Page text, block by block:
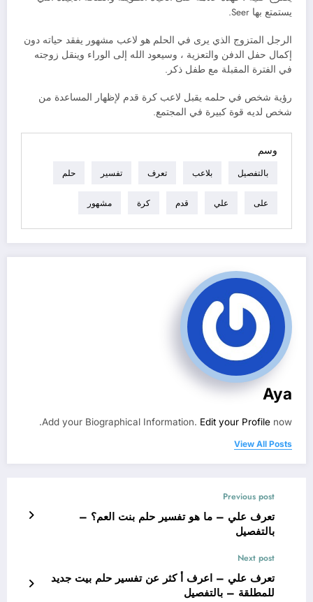
يستمتع بها Seer.
الرجل المتزوج الذي يرى في الحلم هو لاعب مشهور يفقد حياته دون
إكمال حفل الدفن والتعزية ، وسيعود الله إلى الوراء وينقل زوجته
في الفترة المقبلة مع طفل ذكر.
رؤية شخص في حلمه يقبل لاعب كرة قدم لإظهار المساعدة من
شخص لديه قوة كبيرة في المجتمع.
وسم
بالتفصيل بلاعب تعرف تفسير حلم
على علي قدم كرة مشهور
Aya
Add your Biographical Information. Edit your Profile now.
View All Posts
Previous post
تعرف علي – ما هو تفسير حلم بنت العم؟ –
بالتفصيل
Next post
تعرف علي – اعرف أ كثر عن تفسير حلم بيت جديد
للمطلقة – بالتفصيل